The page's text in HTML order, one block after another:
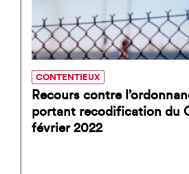
CONTENTIEUX
Recours contre
portant recodification du
février 2022